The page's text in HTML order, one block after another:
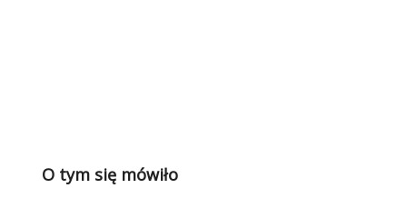
O tym się mówiło